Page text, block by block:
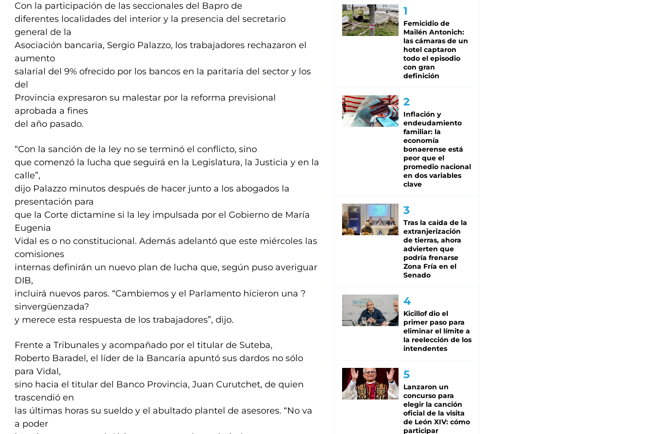
Con la participación de las seccionales del Bapro de
diferentes localidades del interior y la presencia del secretario
general de la
Asociación bancaria, Sergio Palazzo, los trabajadores rechazaron el
aumento
salarial del 9% ofrecido por los bancos en la paritaria del sector y los
del
Provincia expresaron su malestar por la reforma previsional
aprobada a fines
del año pasado.
“Con la sanción de la ley no se terminó el conflicto, sino
que comenzó la lucha que seguirá en la Legislatura, la Justicia y en la
calle”,
dijo Palazzo minutos después de hacer junto a los abogados la
presentación para
que la Corte dictamine si la ley impulsada por el Gobierno de María
Eugenia
Vidal es o no constitucional. Además adelantó que este miércoles las
comisiones
internas definirán un nuevo plan de lucha que, según puso averiguar
DIB,
incluirá nuevos paros. “Cambiemos y el Parlamento hicieron una ?
sinvergüenzada?
y merece esta respuesta de los trabajadores”, dijo.
Frente a Tribunales y acompañado por el titular de Suteba,
Roberto Baradel, el líder de la Bancaria apuntó sus dardos no sólo
para Vidal,
sino hacia el titular del Banco Provincia, Juan Curutchet, de quien
trascendió en
las últimas horas su sueldo y el abultado plantel de asesores. “No va
a poder
Femicidio de
Mailén Antonich:
las cámaras de un
hotel captaron
todo el episodio
con gran
definición
Inflación y
endeudamiento
familiar: la
economía
bonaerense está
peor que el
promedio nacional
en dos variables
clave
Tras la caída de la
extranjerización
de tierras, ahora
advierten que
podría frenarse
Zona Fría en el
Senado
Kicillof dio el
primer paso para
eliminar el límite a
la reelección de los
intendentes
Lanzaron un
concurso para
elegir la canción
oficial de la visita
de León XIV: cómo
participar